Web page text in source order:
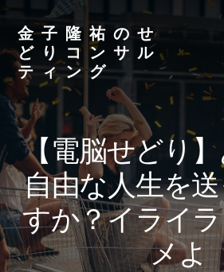
Skip
content
金子隆祐のせ
どりコンサル
ティング
【電脳せどり
自由な人生を
すか？イライ
メよ